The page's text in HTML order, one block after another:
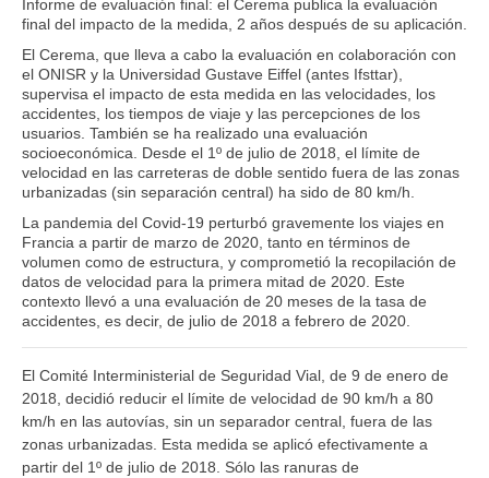
Informe de evaluación final: el Cerema publica la evaluación
final del impacto de la medida, 2 años después de su aplicación.
El Cerema, que lleva a cabo la evaluación en colaboración con
el ONISR y la Universidad Gustave Eiffel (antes Ifsttar),
supervisa el impacto de esta medida en las velocidades, los
accidentes, los tiempos de viaje y las percepciones de los
usuarios. También se ha realizado una evaluación
socioeconómica. Desde el 1º de julio de 2018, el límite de
velocidad en las carreteras de doble sentido fuera de las zonas
urbanizadas (sin separación central) ha sido de 80 km/h.
La pandemia del Covid-19 perturbó gravemente los viajes en
Francia a partir de marzo de 2020, tanto en términos de
volumen como de estructura, y comprometió la recopilación de
datos de velocidad para la primera mitad de 2020. Este
contexto llevó a una evaluación de 20 meses de la tasa de
accidentes, es decir, de julio de 2018 a febrero de 2020.
El Comité Interministerial de Seguridad Vial, de 9 de enero de
2018, decidió reducir el límite de velocidad de 90 km/h a 80
km/h en las autovías, sin un separador central, fuera de las
zonas urbanizadas. Esta medida se aplicó efectivamente a
partir del 1º de julio de 2018. Sólo las ranuras de